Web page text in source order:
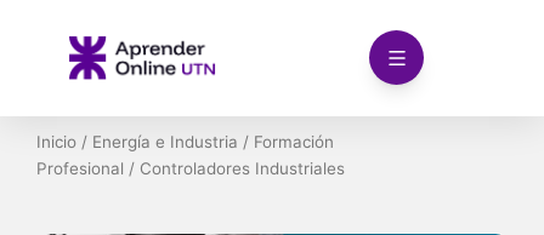
contenido
Inicio / Energía e Industria / Formación
Profesional / Controladores Industriales